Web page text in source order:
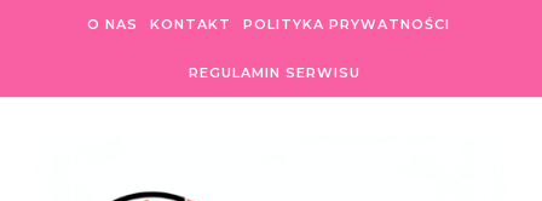
O NAS KONTAKT POLITYKA PRYWATNOŚCI
REGULAMIN SERWISU